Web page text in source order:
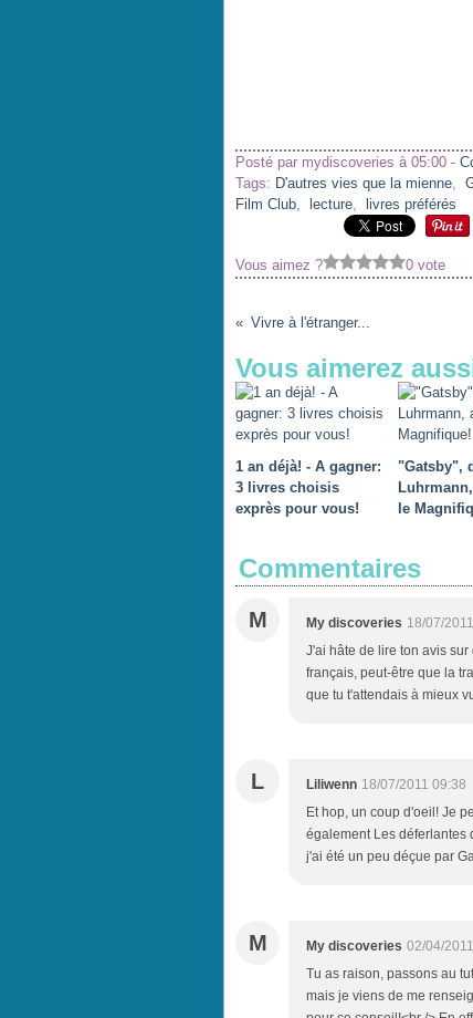
Posté par mydiscoveries à 05:00 -
Tags: D'autres vies que la mienne,
Film Club, lecture, livres préférés
Vous aimez ? 0 vote
Vivre à l'étranger...
Vous aimerez
1 an déjà! - A gagner:
3 livres choisis
exprès pour vous!
"Gatsby",
le
Commentaires
M My discoveries 18/07/
J'ai hâte de lire ton avis
français, peut-être que la
que tu t'attendais à mieux
L Liliwenn 18/07/2011 09:38
Et hop, un coup d'oeil! Je
également Les déferlantes
j'ai été un peu déçue par
M My discoveries 02/04/
Tu as raison, passons au
mais je viens de me